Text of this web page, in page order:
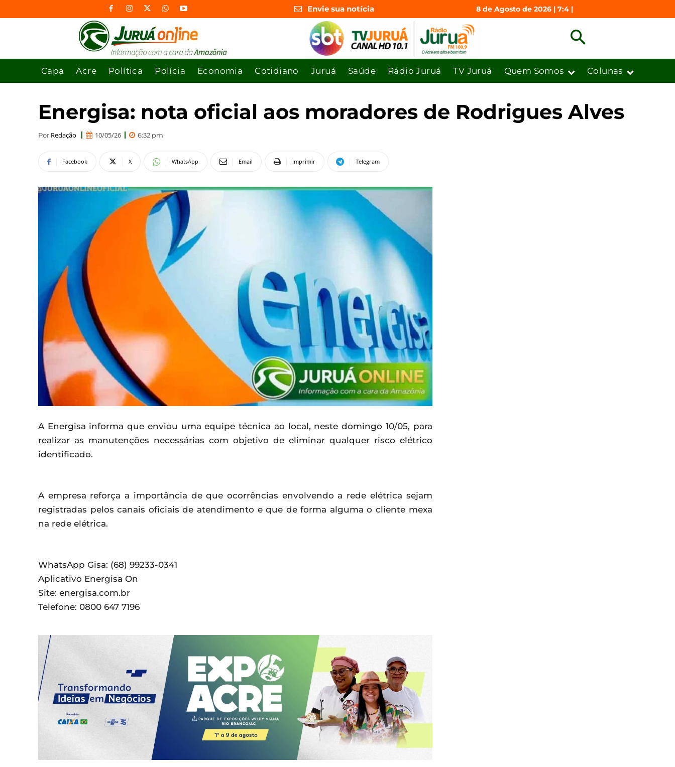
Envie sua notícia 8 de Agosto de 2026 | 7:4 |
Capa Acre Política Polícia Economia Cotidiano Juruá Saúde Rádio Juruá TV Juruá Quem Somos Colunas
Energisa: nota oficial aos moradores de Rodrigues Alves
Por Redação 10/05/26 6:32 pm
Facebook X WhatsApp Email Imprimir Telegram
A Energisa informa que enviou uma equipe técnica ao local, neste domingo 10/05, para
realizar as manutenções necessárias com objetivo de eliminar qualquer risco elétrico
identificado.
A empresa reforça a importância de que ocorrências envolvendo a rede elétrica sejam
registradas pelos canais oficiais de atendimento e que de forma alguma o cliente mexa
na rede elétrica.
WhatsApp Gisa: (68) 99233-0341
Aplicativo Energisa On
Site: energisa.com.br
Telefone: 0800 647 7196